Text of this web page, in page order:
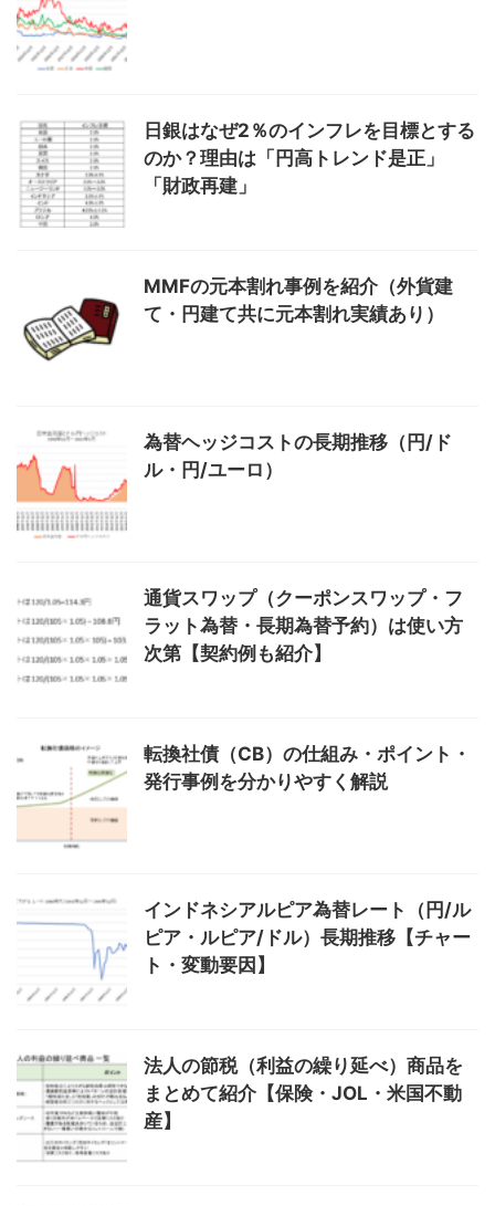
日銀はなぜ2％のインフレを目標とする
のか？理由は「円高トレンド是正」
「財政再建」
MMFの元本割れ事例を紹介（外貨建
て・円建て共に元本割れ実績あり）
為替ヘッジコストの長期推移（円/ド
ル・円/ユーロ）
通貨スワップ（クーポンスワップ・フ
ラット為替・長期為替予約）は使い方
次第【契約例も紹介】
転換社債（CB）の仕組み・ポイント・
発行事例を分かりやすく解説
インドネシアルピア為替レート（円/ル
ピア・ルピア/ドル）長期推移【チャー
ト・変動要因】
法人の節税（利益の繰り延べ）商品を
まとめて紹介【保険・JOL・米国不動
産】